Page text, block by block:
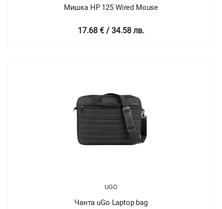
Мишка HP 125 Wired Mouse
17.68 € / 34.58 лв.
UGO
Чанта uGo Laptop bag